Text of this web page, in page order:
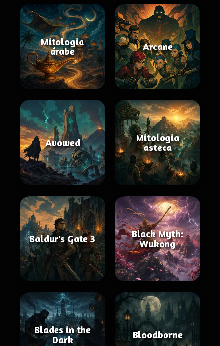
Mitologia
árabe
Arcane
Avowed
Mitologia
asteca
Baldur's Gate 3
Black Myth:
Wukong
Blades in the
Dark
Bloodborne